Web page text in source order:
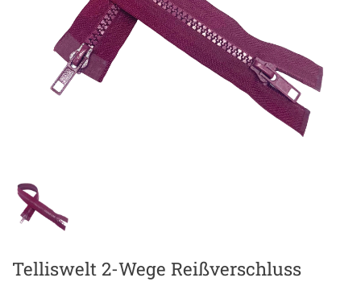
Telliswelt 2-Wege Reißverschluss